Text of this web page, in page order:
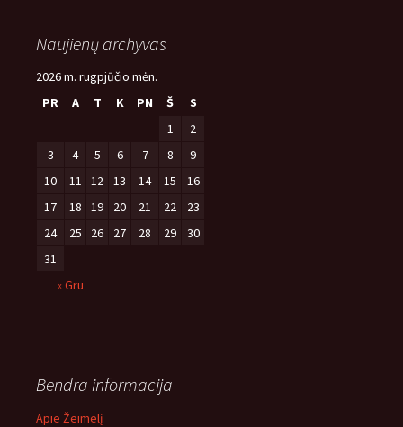
Naujienų archyvas
2026 m. rugpjūčio mėn.
PR
A T K PN Š
S
1
2
3
4 5 6 7 8
9
10
11 12 13 14 15
16
17
18 19 20 21 22
23
24
25 26 27 28 29
30
31
« Gru
Bendra informacija
Apie Žeimelį